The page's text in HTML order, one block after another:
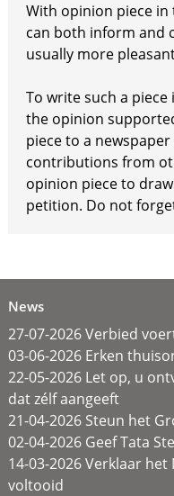
With opinion piece
can both inform and
usually more
To write such a
the opinion
piece to a
contributions from
opinion piece to
petition. Do not
News
27-07-2026 Verbied
03-06-2026 Erken
22-05-2026 Let op, u
dat zélf aangeeft
21-04-2026 Steun het
02-04-2026 Geef Tata
14-03-2026 Verklaar
voltooid